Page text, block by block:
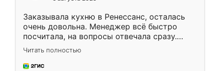
Заказывала кухню в Ренессанс, осталась
очень довольна. Менеджер всё быстро
посчитала, на вопросы отвечала сразу.
Замерщик приехал в субботу, подошёл к
делу со всей ответственностью. Собрали
за день, ребята работали аккуратно, даже
Читать полностью